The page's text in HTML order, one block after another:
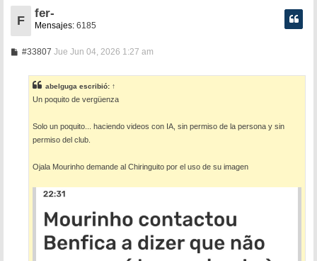
F
fer-
Mensajes: 6185
#33807M
a
j
Jue Jun 04, 2026 1:27 am
abelguga escribió: ↑
Un poquito de vergüenza
Solo un poquito... haciendo videos con IA, sin permiso de la persona y sin
permiso del club.
Ojala Mourinho demande al Chiringuito por el uso de su imagen